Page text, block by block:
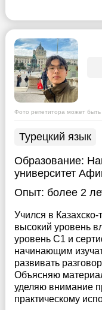
Фото репетитора может
Турецкий язык
Образование:
университет
Опыт: более 2
Учился в
высокий уровень
уровень C1 и
начинающим
развивать
Объясняю
уделяю внимание
практическому